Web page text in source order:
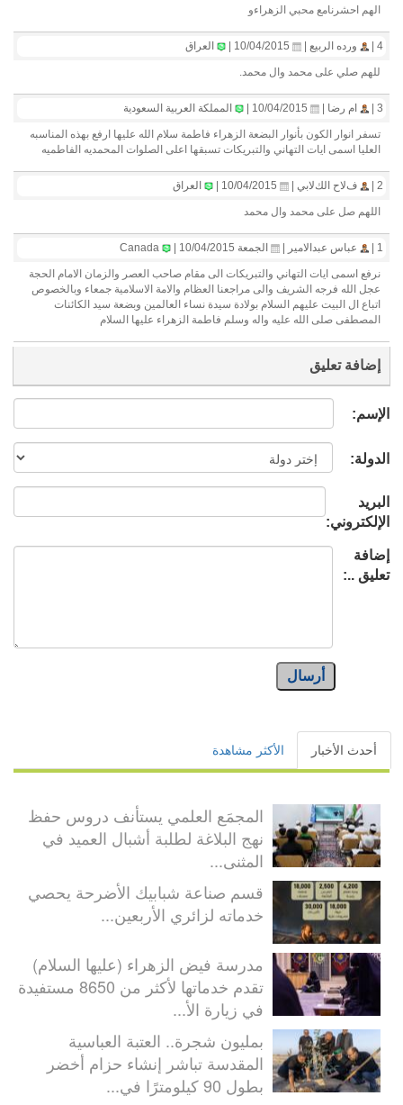
الهم احشرنامع محبي الزهراءو
4 | ورده الربيع | العراق
للهم صلي على محمد وال محمد.
3 | ام رضا | المملكة العربية السعودية
تسفر انوار الكون بأنوار البضعة الزهراء فاطمة سلام الله عليها ارفع بهذه المناسبه
العليا اسمى ايات التهاني والتبريكات تسبقها اعلى الصلوات المحمديه الفاطميه
2 | فﻻح الكﻻبي | العراق
اللهم صل على محمد وال محمد
1 | عباس عبدالامير | الجمعة 10/04/2015 |
نرفع اسمى ايات التهاني والتبريكات الى مقام صاحب العصر والزمان الامام الحجة
عجل الله فرجه الشريف والى مراجعنا العظام والامة الاسلامية جمعاء وبالخصوص
اتباع ال البيت عليهم السلام بولادة سيدة نساء العالمين وبضعة سيد الكائنات
المصطفى صلى الله عليه واله وسلم فاطمة الزهراء عليها السلام
إضافة تعليق
الإسم:
الدولة:
البريد
الإلكتروني:
إضافة
تعليق ..:
أرسال
أحدث الأخبار الأكثر مشاهدة
المجمَع العلمي يستأنف دروس حفظ
نهج البلاغة لطلبة أشبال العميد في
المثنى...
قسم صناعة شبابيك الأضرحة يحصي
خدماته لزائري الأربعين...
مدرسة فيض الزهراء (عليها السلام)
تقدم خدماتها لأكثر من 8650 مستفيدة
في زيارة الأ...
بمليون شجرة.. العتبة العباسية
المقدسة تباشر إنشاء حزام أخضر
بطول 90 كيلومترًا في...